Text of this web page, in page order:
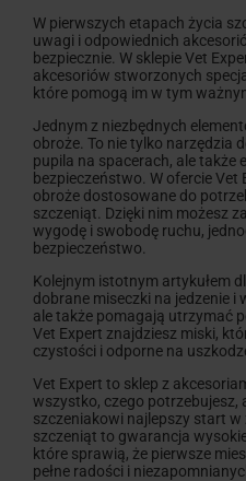
W pierwszych etapach życia
uwagi i odpowiednich
bezpiecznie. W sklepie Vet
akcesoriów stworzonych
które pomogą im w tym
Jednym z niezbędnych
obroże. To nie tylko narzędzia
pupila na spacerach, ale także
bezpieczeństwo. W ofercie Vet
obroże dostosowane do
szczeniąt. Dzięki nim możesz
wygodę i swobodę ruchu,
bezpieczeństwo.
Kolejnym istotnym artykułem
dobrane miseczki na jedzenie i
ale także pomagają utrzymać
Vet Expert znajdziesz miski,
czystości i odporne na
Vet Expert to sklep z
wszystko, czego potrzebujesz,
szczeniakowi najlepszy start w
szczeniąt to gwarancja
które sprawią, że pierwsze
pełne radości i